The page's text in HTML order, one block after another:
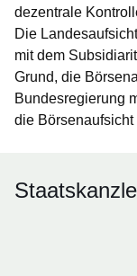
dezentrale
Die
mit dem
Grund, die
Bundesregierung
die Börsenaufsicht